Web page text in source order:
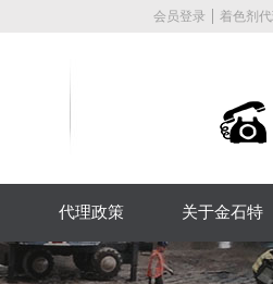
会员登录 着色剂
代理政策 关于金石特